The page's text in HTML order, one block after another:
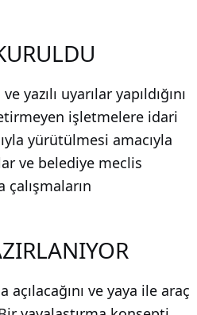
uyarılar yapıldığını
işletmelere idari
yürütülmesi amacıyla
ve belediye meclis
ve yaya ile araç